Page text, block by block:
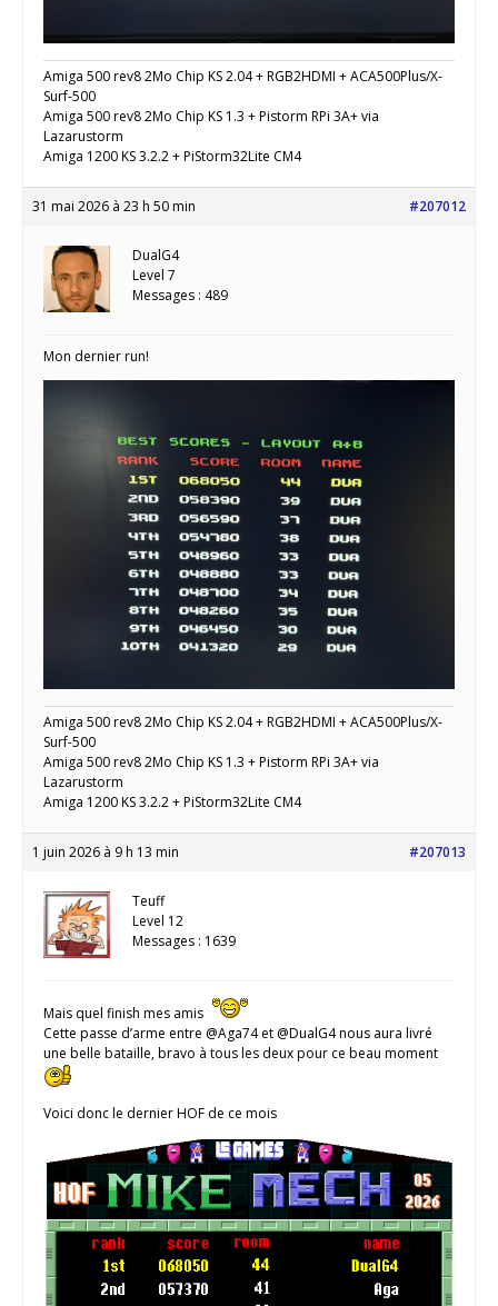
Amiga 500 rev8 2Mo Chip KS 2.04 + RGB2HDMI + ACA500Plus/X-
Surf-500
Amiga 500 rev8 2Mo Chip KS 1.3 + Pistorm RPi 3A+ via
Lazarustorm
Amiga 1200 KS 3.2.2 + PiStorm32Lite CM4
31 mai 2026 à 23 h 50 min #207012
DualG4
Level 7
Messages : 489
Mon dernier run!
Amiga 500 rev8 2Mo Chip KS 2.04 + RGB2HDMI + ACA500Plus/X-
Surf-500
Amiga 500 rev8 2Mo Chip KS 1.3 + Pistorm RPi 3A+ via
Lazarustorm
Amiga 1200 KS 3.2.2 + PiStorm32Lite CM4
1 juin 2026 à 9 h 13 min #207013
Teuff
Level 12
Messages : 1639
Mais quel finish mes amis
Cette passe d’arme entre @Aga74 et @DualG4 nous aura livré
une belle bataille, bravo à tous les deux pour ce beau moment
Voici donc le dernier HOF de ce mois